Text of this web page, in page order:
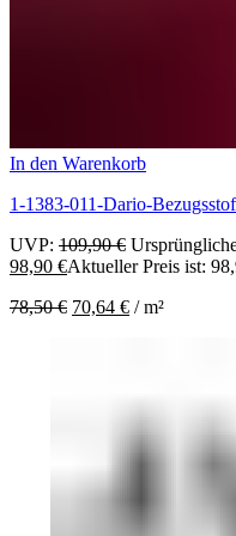
In den Warenkorb
1-1383-011-Dario-
UVP: 109,90€
98,90 €Aktueller Preis ist:
78,50€ 70,64 € /m²